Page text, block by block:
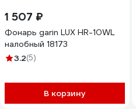
1 507 ₽
Фонарь garin LUX HR-10WL
налобный 18173
3.2(5)
В корзину